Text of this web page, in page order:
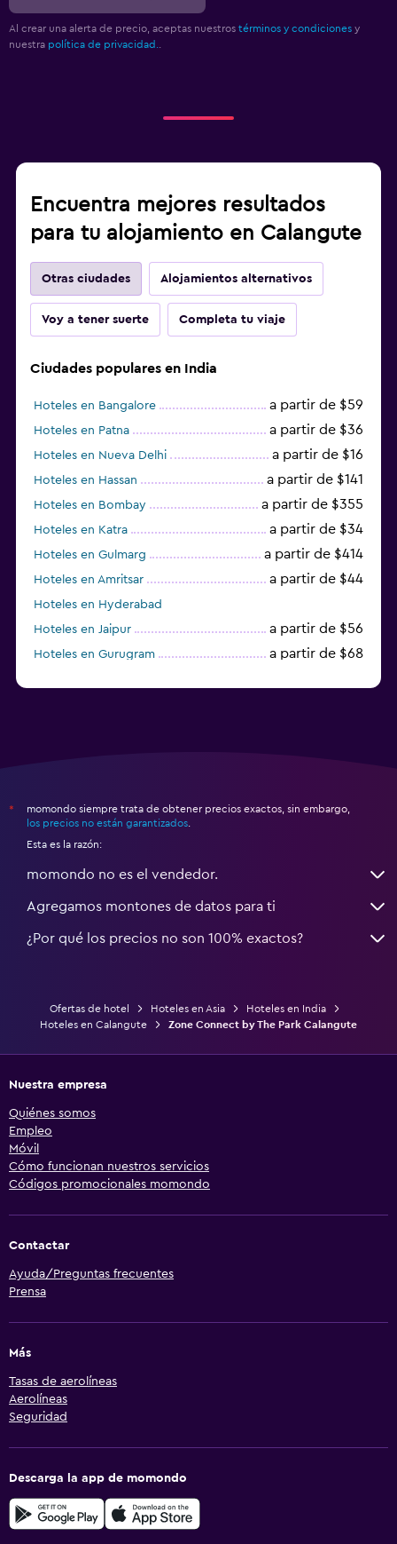
Al crear una alerta de precio, aceptas nuestros términos y condiciones y
nuestra política de privacidad.
Encuentra mejores resultados
para tu alojamiento en Calangute
Otras ciudades Alojamientos alternativos
Voy a tener suerte Completa tu viaje
Ciudades populares en India
Hoteles en Bangalore a partir de $59
Hoteles en Patna a partir de $36
Hoteles en Nueva Delhi a partir de $16
Hoteles en Hassan a partir de $141
Hoteles en Bombay a partir de $355
Hoteles en Katra a partir de $34
Hoteles en Gulmarg a partir de $414
Hoteles en Amritsar a partir de $44
Hoteles en Hyderabad
Hoteles en Jaipur
a partir de $56
Hoteles en Gurugram a partir de $68
*
momondo siempre trata de obtener precios exactos, sin embargo,
los precios no están garantizados
Esta es la razón:
momondo no es el vendedor.
Agregamos montones de datos para ti
¿Por qué los precios no son 100% exactos?
Ofertas de hotel Hoteles en Asia
Hoteles en India
Hoteles en Calangute
Zone Connect by The Park Calangute
Nuestra empresa
Quiénes somos
Empleo
Móvil
Cómo funcionan nuestros servicios
Códigos promocionales momondo
Contactar
Ayuda/Preguntas frecuentes
Prensa
Más
Tasas de aerolíneas
Aerolíneas
Seguridad
Descarga la app de momondo